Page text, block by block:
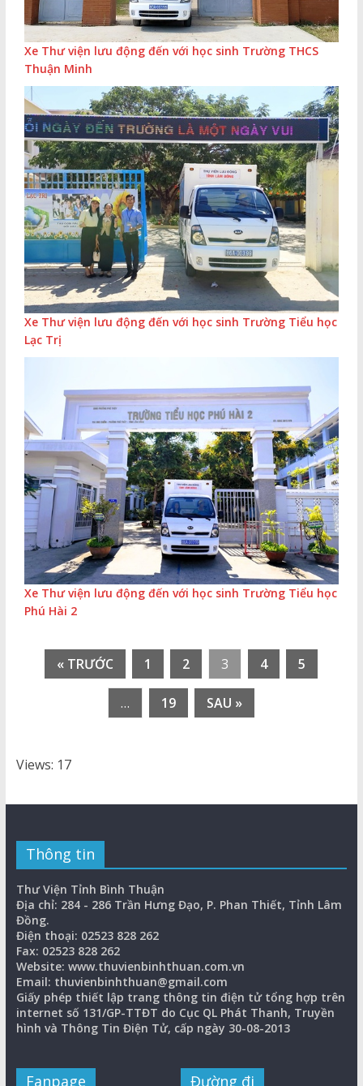
Xe Thư viện lưu động đến với học sinh Trường THCS
Thuận Minh
Xe Thư viện lưu động đến với học sinh Trường Tiểu học
Lạc Trị
Xe Thư viện lưu động đến với học sinh Trường Tiểu học
Phú Hài 2
« TRƯỚC 1 2 3 4 5
… 19 SAU »
Views: 17
Thông tin
Thư Viện Tỉnh Bình Thuận
Địa chỉ: 284 - 286 Trần Hưng Đạo, P. Phan Thiết, Tỉnh Lâm
Đồng.
Điện thoại: 02523 828 262
Fax: 02523 828 262
Website: www.thuvienbinhthuan.com.vn
Email: thuvienbinhthuan@gmail.com
Giấy phép thiết lập trang thông tin điện tử tổng hợp trên
internet số 131/GP-TTĐT do Cục QL Phát Thanh, Truyền
hình và Thông Tin Điện Tử, cấp ngày 30-08-2013
Fanpage Đường đi